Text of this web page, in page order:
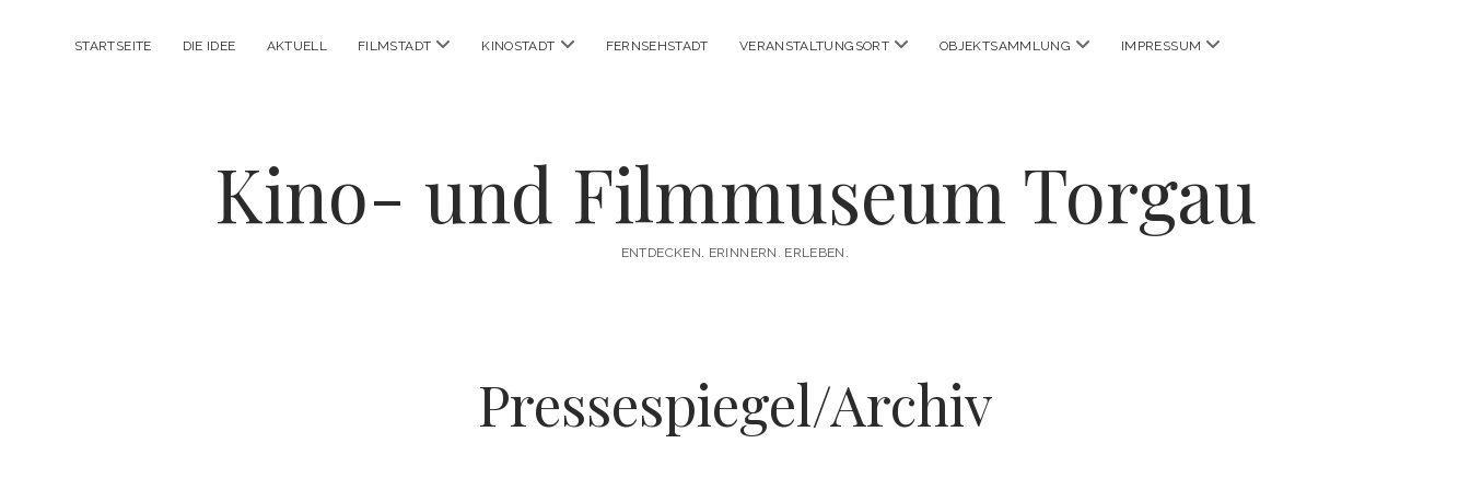
STARTSEITE DIE IDEE AKTUELL FILMSTADT Menü
KINOSTADT Menü
FERNSEHSTADT VERANSTALTUNGSORT Menü
OBJEKTSAMMLUNG Menü
IMPRESSUM Menü
Kino- und Filmmuseum Torgau
ENTDECKEN. ERINNERN. ERLEBEN.
Pressespiegel/Archiv